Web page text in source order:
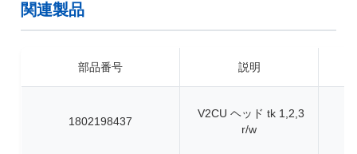
関連製品
部品番号 説明
1802198437
V2CU ヘッド tk 1,2,3
r/w